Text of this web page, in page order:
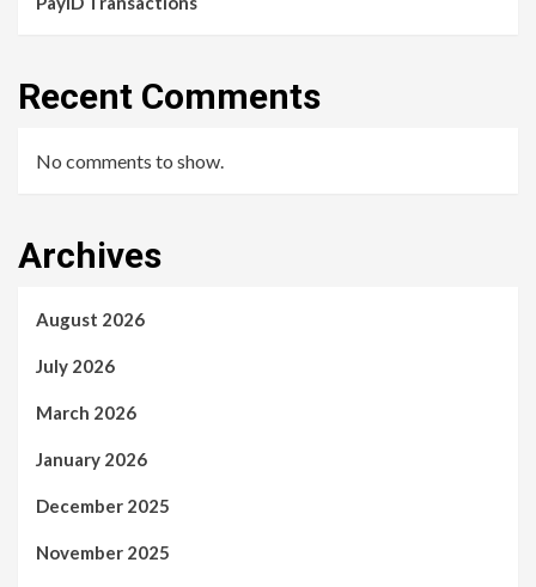
Recent Comments
No comments to show.
Archives
August 2026
July 2026
March 2026
January 2026
December 2025
November 2025